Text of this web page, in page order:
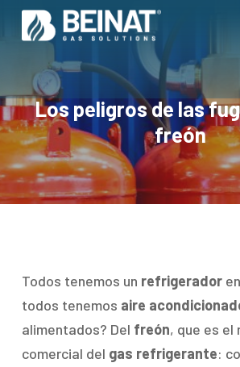
Skip
content
Los peligros de las
freón
Todos tenemos un refrigerador
todos tenemos aire
alimentados? Del freón, que es el
comercial del gas refrigerante: